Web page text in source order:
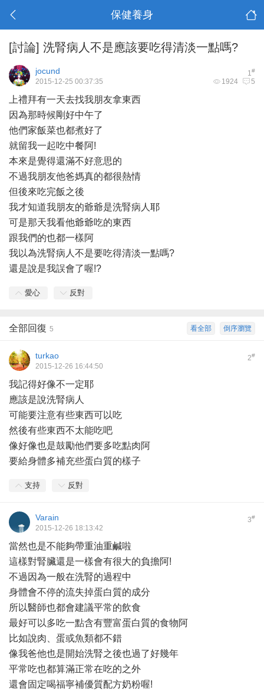
保健養身
[討論] 洗腎病人不是應該要吃得清淡一點嗎?
1#
jocund
1924 5
2015-12-25 00:37:35
上禮拜有一天去找我朋友拿東西
因為那時候剛好中午了
他們家飯菜也都煮好了
就留我一起吃中餐阿!
本來是覺得還滿不好意思的
不過我朋友他爸媽真的都很熱情
但後來吃完飯之後
我才知道我朋友的爺爺是洗腎病人耶
可是那天我看他爺爺吃的東西
跟我們的也都一樣阿
我以為洗腎病人不是要吃得清淡一點嗎?
還是說是我誤會了喔!?
愛心 反對
倒序瀏覽
看全部
全部回復 5
2#
turkao
2015-12-26 16:44:50
我記得好像不一定耶
應該是說洗腎病人
可能要注意有些東西可以吃
然後有些東西不太能吃吧
像好像也是鼓勵他們要多吃點肉阿
要給身體多補充些蛋白質的樣子
支持 反對
3#
Varain
2015-12-26 18:13:42
當然也是不能夠帶重油重鹹啦
這樣對腎臟還是一樣會有很大的負擔阿!
不過因為一般在洗腎的過程中
身體會不停的流失掉蛋白質的成分
所以醫師也都會建議平常的飲食
最好可以多吃一點含有豐富蛋白質的食物阿
比如說肉、蛋或魚類都不錯
像我爸他也是開始洗腎之後也過了好幾年
平常吃也都算滿正常在吃的之外
還會固定喝福寧補優質配方奶粉喔!